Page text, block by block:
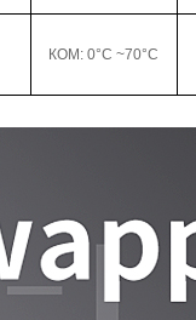
КОМ: 0°C ~70°C